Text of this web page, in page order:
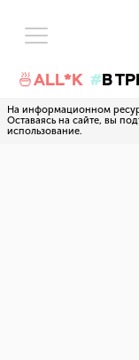
🍜ALL*K В
На информационном
Оставаясь на сайте, вы
использование.